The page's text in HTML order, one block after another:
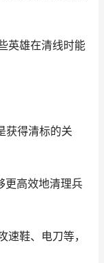
英雄在清线时能
获得清标的关
更高效地清理兵
鞋、电刀等，